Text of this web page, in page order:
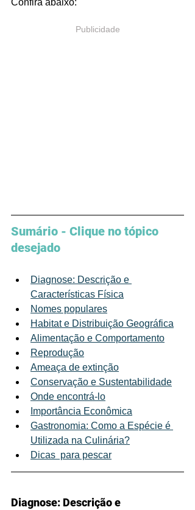
Confira abaixo:
Publicidade
Sumário - Clique no tópico
desejado
Diagnose: Descrição e
Características Física
Nomes populares
Habitat e Distribuição Geográfica
Alimentação e Comportamento
Reprodução
Ameaça de extinção
Conservação e Sustentabilidade
Onde encontrá-lo
Importância Econômica
Gastronomia: Como a Espécie é
Utilizada na Culinária?
Dicas  para pescar
Diagnose: Descrição e